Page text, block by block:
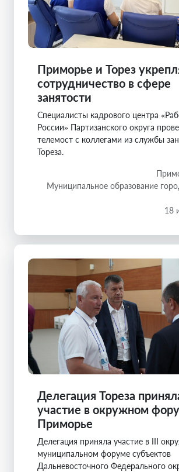
Приморье и Торез
сотрудничество в сфере
занятости
Специалисты кадрового центра
России» Партизанского округа
телемост с коллегами из службы
Тореза.
Муниципальное образование
18
Делегация Тореза
участие в окружном
Приморье
Делегация приняла участие в III
муниципальном форуме субъектов
Дальневосточного Федерального